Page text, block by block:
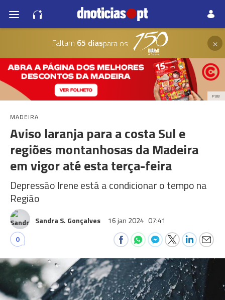
Faltam 65 diaspara os ×
PUB
MADEIRA
Aviso laranja para a costa Sul e
regiões montanhosas da Madeira
em vigor até esta terça-feira
Depressão Irene está a condicionar o tempo na
Região
Sandra S. Gonçalves 16 jan 2024 07:41
0